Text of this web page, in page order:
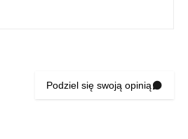
Podziel się swoją opinią